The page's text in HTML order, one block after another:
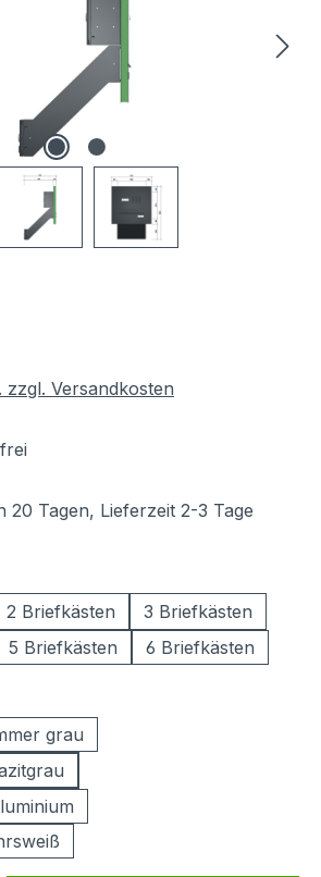
zzgl. Versandkosten
20 Tagen, Lieferzeit 2-3 Tage
2 Briefkästen
3 Briefkästen
5 Briefkästen 6 Briefkästen
grau